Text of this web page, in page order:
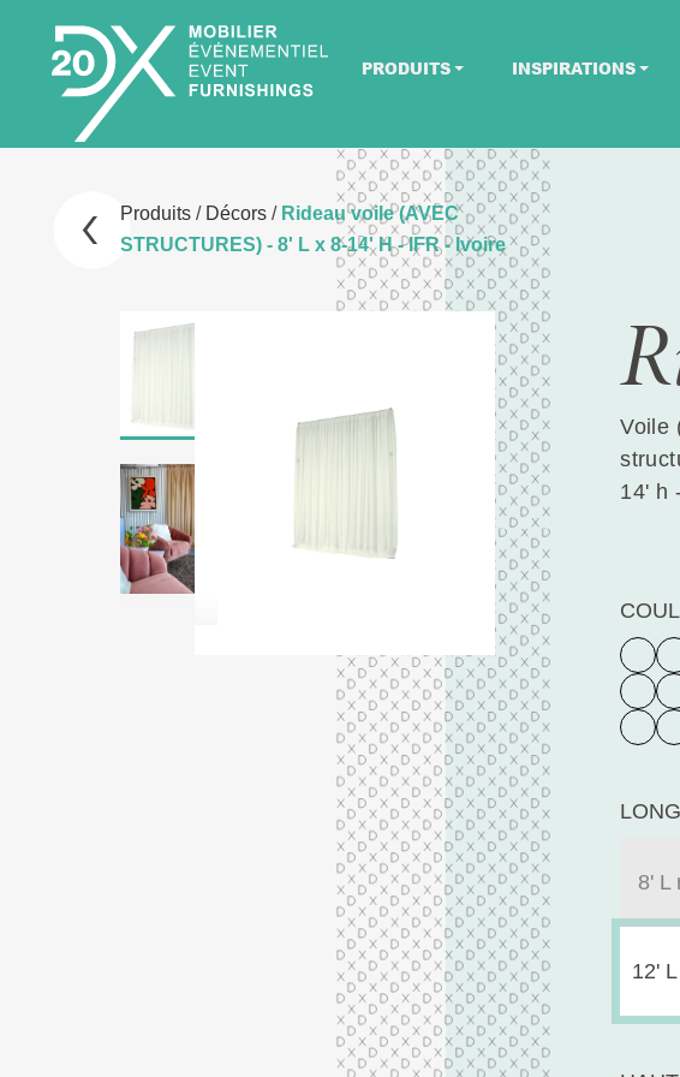
PRODUITS INSPIRATIONS
Produits/ Décors/ Rideau voile (AVEC
STRUCTURES) - 8' L x 8-14' H - IFR - Ivoire
Voile
14' h
8' L
12'